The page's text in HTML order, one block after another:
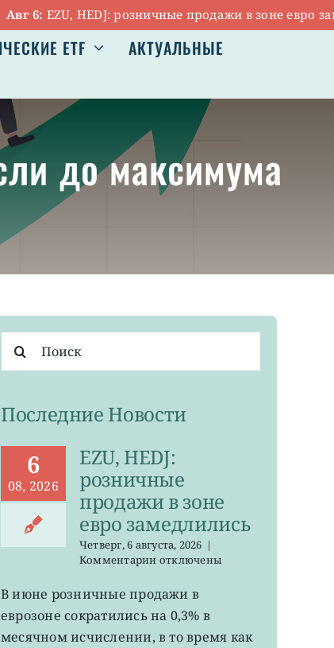
6:EZU, HEDJ: розничные продажи в зоне евро
ETF
АКТУАЛЬНЫЕ
до максимума
поиска:
Последние Новости
6
08, 2026
EZU, HEDJ:
розничные
продажи в зоне
евро замедлились
Четверг, 6 августа, 2026 |
Комментариик
EZU,
HEDJ:
розничные
продажи
отключены
В июне розничные продажи в
еврозоне сократились на 0,3% в
месячном исчислении, в то время как